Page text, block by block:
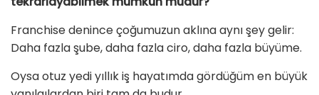
Franchise denince çoğumuzun aklına aynı şey gelir:
Daha fazla şube, daha fazla ciro, daha fazla büyüme.
Oysa otuz yedi yıllık iş hayatımda gördüğüm en büyük